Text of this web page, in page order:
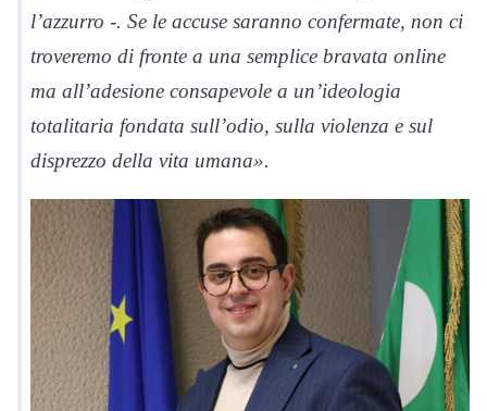
l’azzurro -. Se le accuse saranno confermate, non ci
troveremo di fronte a una semplice bravata online
ma all’adesione consapevole a un’ideologia
totalitaria fondata sull’odio, sulla violenza e sul
disprezzo della vita umana».